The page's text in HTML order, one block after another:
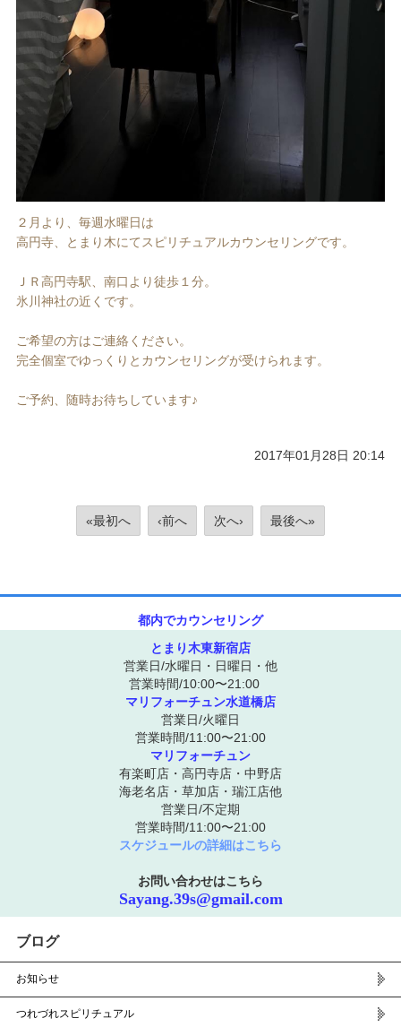
２月より、毎週水曜日は
高円寺、とまり木にてスピリチュアルカウンセリングです。
ＪＲ高円寺駅、南口より徒歩１分。
氷川神社の近くです。
ご希望の方はご連絡ください。
完全個室でゆっくりとカウンセリングが受けられます。
ご予約、随時お待ちしています♪
2017年01月28日 20:14
«最初へ ‹前へ 次へ› 最後へ»
都内でカウンセリング
とまり木東新宿店
営業日/水曜日・日曜日・他
営業時間/10:00〜21:00
マリフォーチュン水道橋店
営業日/火曜日
営業時間/11:00〜21:00
マリフォーチュン
有楽町店・高円寺店・中野店
海老名店・草加店・瑞江店他
営業日/不定期
営業時間/11:00〜21:00
スケジュールの詳細はこちら
お問い合わせはこちら
Sayang.39s@gmail.com
ブログ
お知らせ
つれづれスピリチュアル